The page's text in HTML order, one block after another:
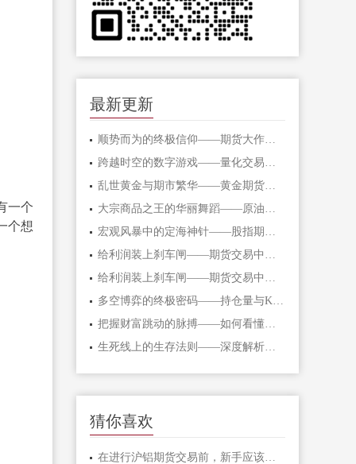
一个
个想
最新更新
顺势而为的终极信仰——期货大作手的修
跨越时空的数字游戏——量化交易在期货
乱世黄金与期市繁华——黄金期货的避险
大宗商品之王的华丽舞蹈——原油期货的
宏观风暴中的定海神针——股指期货的对
给利润装上刹车闸——期货交易中不可逾
把握财富跳动的脉搏——如何看懂期货主
生死线上的生存法则——深度解析期货爆
猜你喜欢
在进行沪铝期货交易前，新手应该了解哪